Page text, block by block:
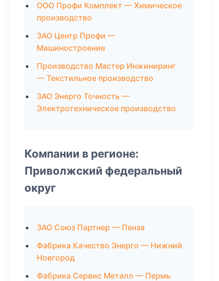
ООО Профи Комплект — Химическое
производство
ЗАО Центр Профи —
Машиностроение
Производство Мастер Инжиниринг
— Текстильное производство
ЗАО Энерго Точность —
Электротехническое производство
Компании в регионе:
Приволжский федеральный
округ
ЗАО Союз Партнер — Пенза
Фабрика Качество Энерго — Нижний
Новгород
Фабрика Сервис Металл — Пермь